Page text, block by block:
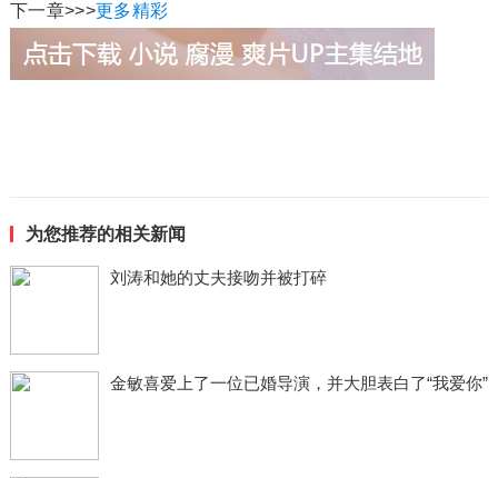
下一章>>>更多精彩
为您推荐的相关新闻
刘涛和她的丈夫接吻并被打碎
金敏喜爱上了一位已婚导演，并大胆表白了“我爱你”